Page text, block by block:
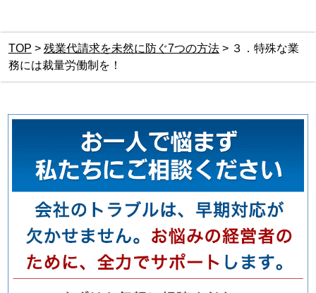
TOP > 残業代請求を未然に防ぐ7つの方法> ３．特殊な業
務には裁量労働制を！